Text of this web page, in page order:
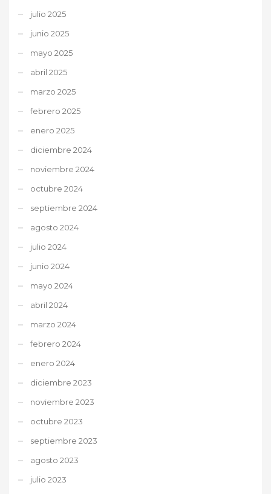
julio 2025
junio 2025
mayo 2025
abril 2025
marzo 2025
febrero 2025
enero 2025
diciembre 2024
noviembre 2024
octubre 2024
septiembre 2024
agosto 2024
julio 2024
junio 2024
mayo 2024
abril 2024
marzo 2024
febrero 2024
enero 2024
diciembre 2023
noviembre 2023
octubre 2023
septiembre 2023
agosto 2023
julio 2023